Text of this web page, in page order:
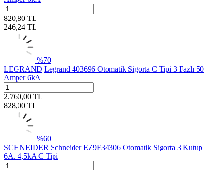
820,80 TL
246,24 TL
%70
LEGRAND Legrand 403696 Otomatik Sigorta C Tipi 3 Fazlı 50
Amper 6kA
2.760,00 TL
828,00 TL
%60
SCHNEIDER Schneider EZ9F34306 Otomatik Sigorta 3 Kutup
6A. 4,5kA C Tipi